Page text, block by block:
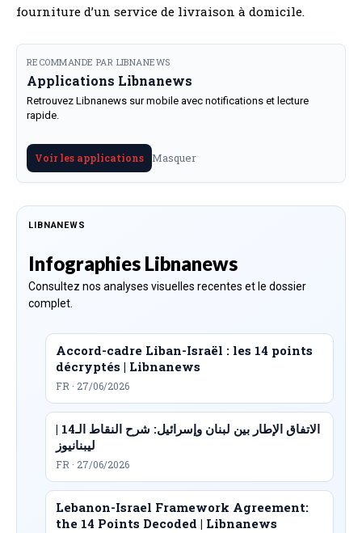
fourniture d’un service de livraison à domicile.
RECOMMANDE PAR LIBNANEWS
Applications Libnanews
Retrouvez Libnanews sur mobile avec notifications et lecture
rapide.
Voir les applications Masquer
LIBNANEWS
Infographies Libnanews
Consultez nos analyses visuelles recentes et le dossier
complet.
Accord-cadre Liban-Israël : les 14 points
décryptés | Libnanews
FR · 27/06/2026
الاتفاق الإطار بين لبنان وإسرائيل: شرح النقاط الـ14 |
ليبنانيوز
FR · 27/06/2026
Lebanon-Israel Framework Agreement:
the 14 Points Decoded | Libnanews